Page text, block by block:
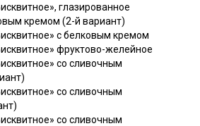
глазированное
кремом (2-й вариант)
с белковым кремом
фруктово-желейное
со сливочным
со сливочным
со сливочным